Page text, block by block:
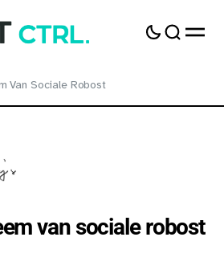
Van Sociale Robost
van sociale robost